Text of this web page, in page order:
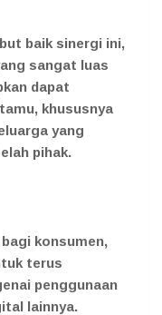
baik sinergi ini,
sangat luas
dapat
khususnya
yang
pihak.
konsumen,
terus
penggunaan
lainnya.